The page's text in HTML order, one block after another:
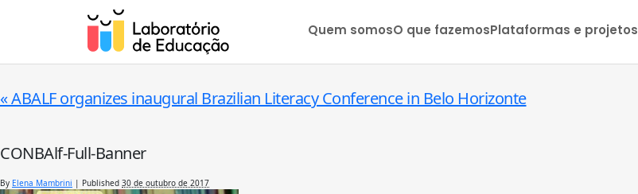
Quem somosO que fazemosPlataformas e projetos
«ABALF organizes inaugural Brazilian Literacy Conference in Belo Horizonte
CONBAlf-Full-Banner
By Elena Mambrini | Published 30 de outubro de 2017